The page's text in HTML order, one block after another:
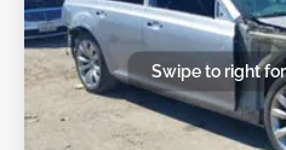
Swipe to right